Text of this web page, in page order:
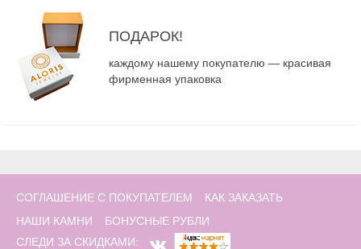
ПОДАРОК!
каждому нашему покупателю — красивая
фирменная упаковка
СОГЛАШЕНИЕ С ПОКУПАТЕЛЕМ
КАК ЗАКАЗАТЬ
НАШИ КАМНИ
БОНУСНЫЕ РУБЛИ
СЛЕДИ ЗА СКИДКАМИ: